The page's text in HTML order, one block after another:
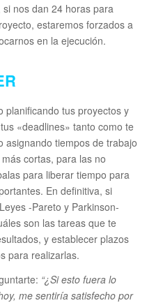
nos dan 24 horas para
estaremos forzados a
en la ejecución.
planificando tus proyectos y
«deadlines» tanto como te
asignando tiempos de trabajo
cortas, para las no
para liberar tiempo para
En definitiva, si
-Pareto y Parkinson-
son las tareas que te
y establecer plazos
para realizarlas.
“¿Si esto fuera lo
me sentiría satisfecho por